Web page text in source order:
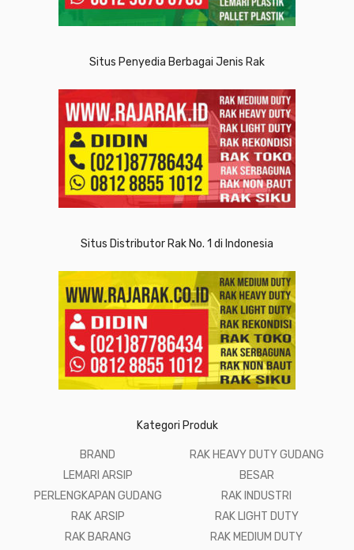
Situs Penyedia Berbagai Jenis Rak
Situs Distributor Rak No. 1 di Indonesia
Kategori Produk
BRAND
LEMARI ARSIP
PERLENGKAPAN GUDANG
RAK ARSIP
RAK BARANG
RAK HEAVY DUTY GUDANG
BESAR
RAK INDUSTRI
RAK LIGHT DUTY
RAK MEDIUM DUTY